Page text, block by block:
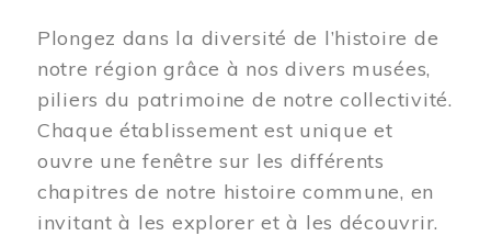
Plongez dans la diversité de l’histoire de
notre région grâce à nos divers musées,
piliers du patrimoine de notre collectivité.
Chaque établissement est unique et
ouvre une fenêtre sur les différents
chapitres de notre histoire commune, en
invitant à les explorer et à les découvrir.